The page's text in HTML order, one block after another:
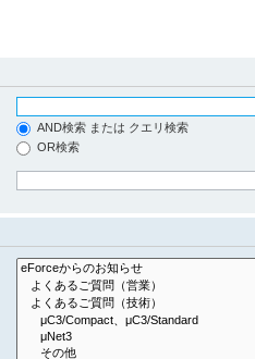
AND検索 または クエリ検索
OR検索